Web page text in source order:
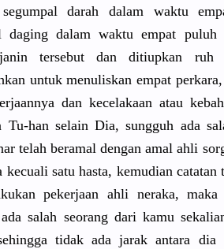
darah dalam waktu
daging dalam waktu empat
tersebut dan ditiupkan ruh
untuk menuliskan empat
dan kecelakaan atau
Tu-han selain Dia, sungguh ada
telah beramal dengan amal ahli
kecuali satu hasta, kemudian
pekerjaan ahli neraka,
salah seorang dari kamu
tidak ada jarak antara dia